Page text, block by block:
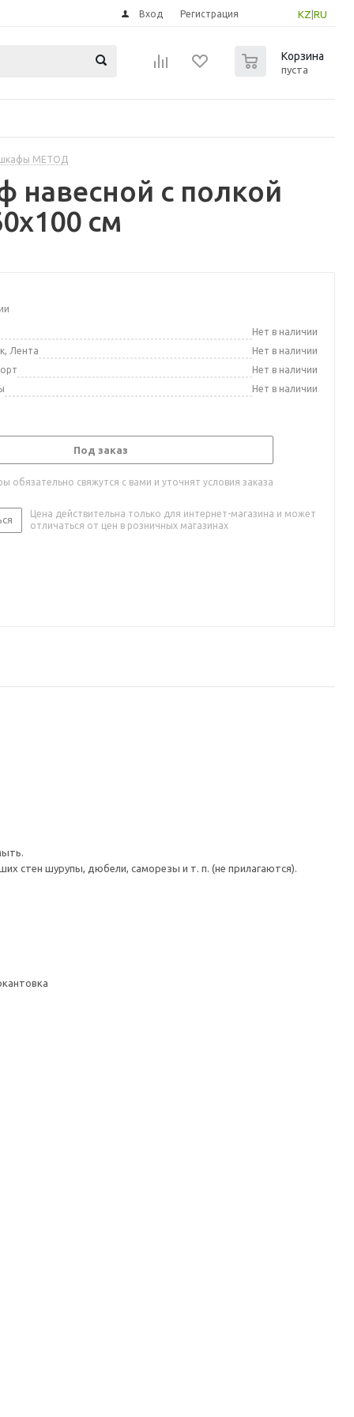
KZ RU
Вход Регистрация
Корзина
пуста
шкафы МЕТОД
навесной с полкой
см
Нет в наличии
Лента
Нет в наличии
Нет в наличии
Нет в наличии
Под заказ
обязательно свяжутся с вами и уточнят условия заказа
Цена действительна только для интернет-магазина и может
отличаться от цен в розничных магазинах
стен шурупы, дюбели, саморезы и т. п. (не прилагаются).